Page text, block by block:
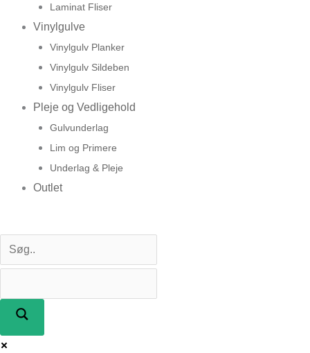
Laminat Fliser
Vinylgulve
Vinylgulv Planker
Vinylgulv Sildeben
Vinylgulv Fliser
Pleje og Vedligehold
Gulvunderlag
Lim og Primere
Underlag & Pleje
Outlet